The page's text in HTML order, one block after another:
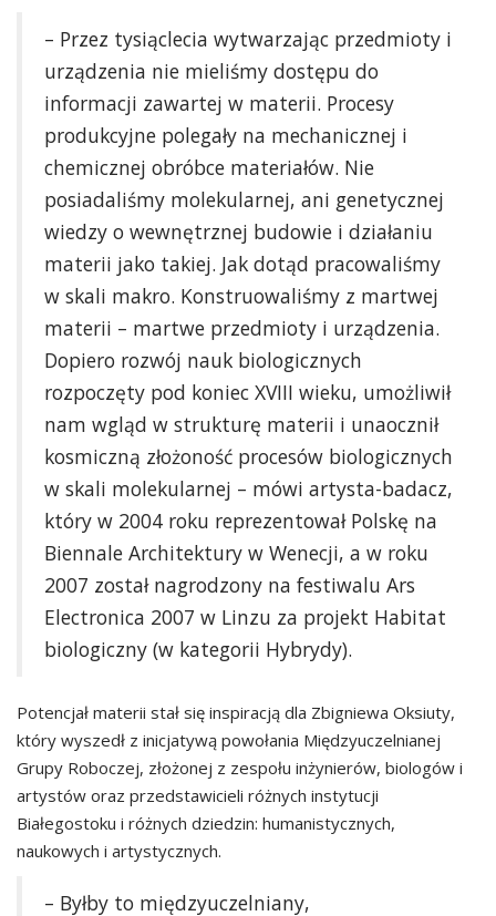
– Przez tysiąclecia wytwarzając przedmioty i
urządzenia nie mieliśmy dostępu do
informacji zawartej w materii. Procesy
produkcyjne polegały na mechanicznej i
chemicznej obróbce materiałów. Nie
posiadaliśmy molekularnej, ani genetycznej
wiedzy o wewnętrznej budowie i działaniu
materii jako takiej. Jak dotąd pracowaliśmy
w skali makro. Konstruowaliśmy z martwej
materii – martwe przedmioty i urządzenia.
Dopiero rozwój nauk biologicznych
rozpoczęty pod koniec XVIII wieku, umożliwił
nam wgląd w strukturę materii i unaocznił
kosmiczną złożoność procesów biologicznych
w skali molekularnej – mówi artysta-badacz,
który w 2004 roku reprezentował Polskę na
Biennale Architektury w Wenecji, a w roku
2007 został nagrodzony na festiwalu Ars
Electronica 2007 w Linzu za projekt Habitat
biologiczny (w kategorii Hybrydy).
Potencjał materii stał się inspiracją dla Zbigniewa Oksiuty,
który wyszedł z inicjatywą powołania Międzyuczelnianej
Grupy Roboczej, złożonej z zespołu inżynierów, biologów i
artystów oraz przedstawicieli różnych instytucji
Białegostoku i różnych dziedzin: humanistycznych,
naukowych i artystycznych.
– Byłby to międzyuczelniany,